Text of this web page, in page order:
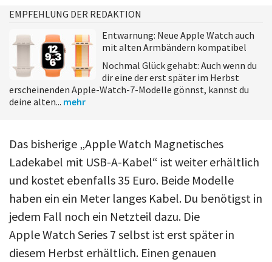
EMPFEHLUNG DER REDAKTION
Entwarnung: Neue Apple Watch auch
mit alten Armbändern kompatibel
Nochmal Glück gehabt: Auch wenn du
dir eine der erst später im Herbst
erscheinenden Apple-Watch-7-Modelle gönnst, kannst du
deine alten... mehr
Das bisherige „Apple Watch Magnetisches
Ladekabel mit USB-A-Kabel“ ist weiter erhältlich
und kostet ebenfalls 35 Euro. Beide Modelle
haben ein ein Meter langes Kabel. Du benötigst in
jedem Fall noch ein Netzteil dazu. Die
Apple Watch Series 7 selbst ist erst später in
diesem Herbst erhältlich. Einen genauen